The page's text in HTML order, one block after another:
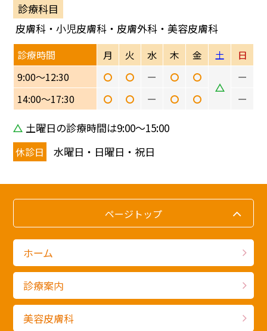
診療科目
皮膚科・小児皮膚科・皮膚外科・美容皮膚科
診療時間 月 火 水 木 金 土
日
9:00〜12:30
ー
ー
14:00〜17:30
ー ー
土曜日の診療時間は9:00〜15:00
休診日 水曜日・日曜日・祝日
ページトップ
ホーム
診療案内
美容皮膚科